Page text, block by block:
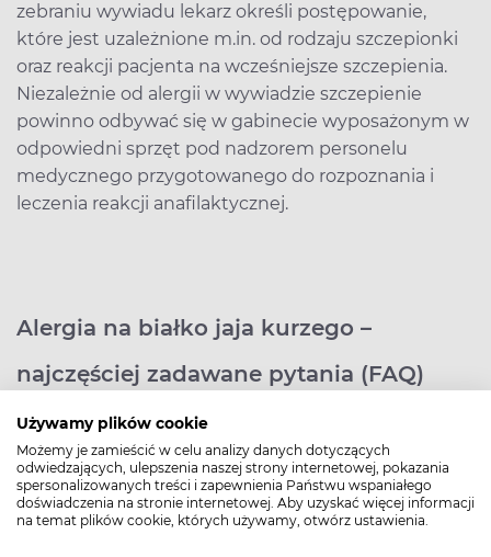
Używamy plików cookie
Możemy je zamieścić w celu analizy danych dotyczących
odwiedzających, ulepszenia naszej strony internetowej, pokazania
spersonalizowanych treści i zapewnienia Państwu wspaniałego
doświadczenia na stronie internetowej. Aby uzyskać więcej informacji
na temat plików cookie, których używamy, otwórz ustawienia.
zebraniu wywiadu lekarz określi postępowanie,
które jest uzależnione m.in. od rodzaju szczepionki
oraz reakcji pacjenta na wcześniejsze szczepienia.
Niezależnie od alergii w wywiadzie szczepienie
powinno odbywać się w gabinecie wyposażonym w
odpowiedni sprzęt pod nadzorem personelu
medycznego przygotowanego do rozpoznania i
leczenia reakcji anafilaktycznej.
Alergia na białko jaja kurzego –
najczęściej zadawane pytania (FAQ)
1
Czy alergia na białko jaja wpływa
na wybór kosmetyków lub